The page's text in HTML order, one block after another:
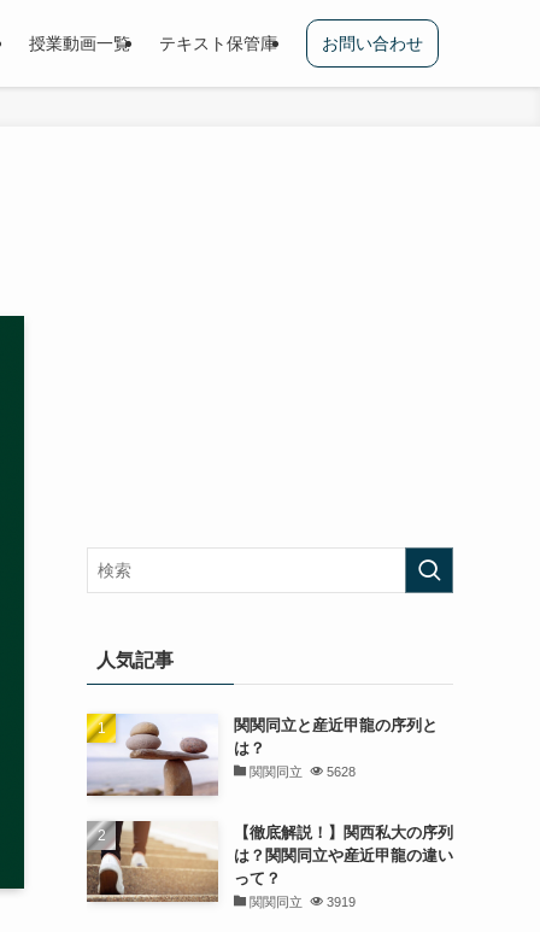
授業動画一覧 テキスト保管庫 お問い合わせ
人気記事
関関同立と産近甲龍の序列と
は？
関関同立 5628
【徹底解説！】関西私大の序列
は？関関同立や産近甲龍の違い
って？
関関同立 3919